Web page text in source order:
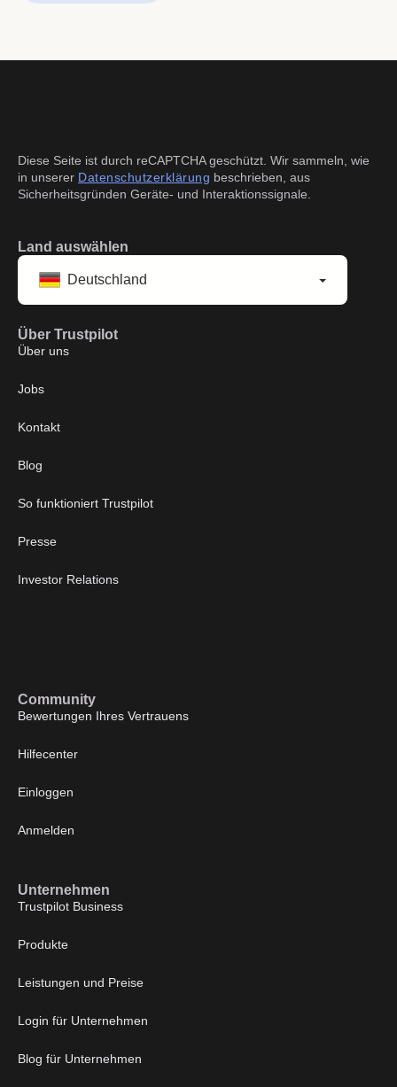
Diese Seite ist durch reCAPTCHA geschützt. Wir sammeln,
wie in unsererDatenschutzerklärungbeschrieben, aus
Sicherheitsgründen Geräte- und Interaktionssignale.
Land auswählen
Deutschland
Über Trustpilot
Über uns
Jobs
Kontakt
Blog
So funktioniert Trustpilot
Presse
Investor Relations
Community
Bewertungen Ihres
Unternehmen